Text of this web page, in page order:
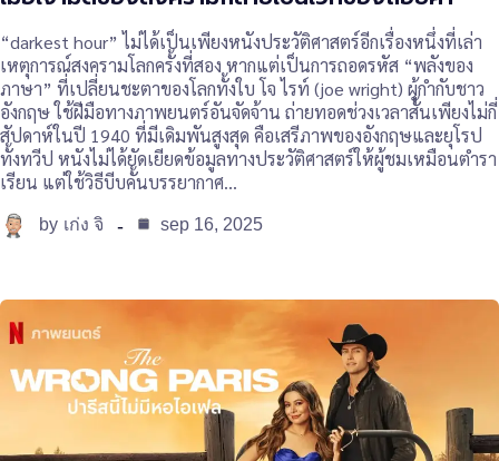
“darkest hour” ไม่ได้เป็นเพียงหนังประวัติศาสตร์อีกเรื่องหนึ่งที่เล่า
เหตุการณ์สงครามโลกครั้งที่สอง หากแต่เป็นการถอดรหัส “พลังของ
ภาษา” ที่เปลี่ยนชะตาของโลกทั้งใบ โจ ไรท์ (joe wright) ผู้กำกับชาว
อังกฤษ ใช้ฝีมือทางภาพยนตร์อันจัดจ้าน ถ่ายทอดช่วงเวลาสั้นเพียงไม่กี่
สัปดาห์ในปี 1940 ที่มีเดิมพันสูงสุด คือเสรีภาพของอังกฤษและยุโรป
ทั้งทวีป หนังไม่ได้ยัดเยียดข้อมูลทางประวัติศาสตร์ให้ผู้ชมเหมือนตำรา
เรียน แต่ใช้วิธีบีบคั้นบรรยากาศ…
by เก่ง จิ sep 16, 2025